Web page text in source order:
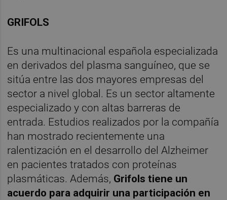
GRIFOLS
Es una multinacional española especializada
en derivados del plasma sanguíneo, que se
sitúa entre las dos mayores empresas del
sector a nivel global. Es un sector altamente
especializado y con altas barreras de
entrada. Estudios realizados por la compañía
han mostrado recientemente una
ralentización en el desarrollo del Alzheimer
en pacientes tratados con proteínas
plasmáticas. Además, Grifols tiene un
acuerdo para adquirir una participación en